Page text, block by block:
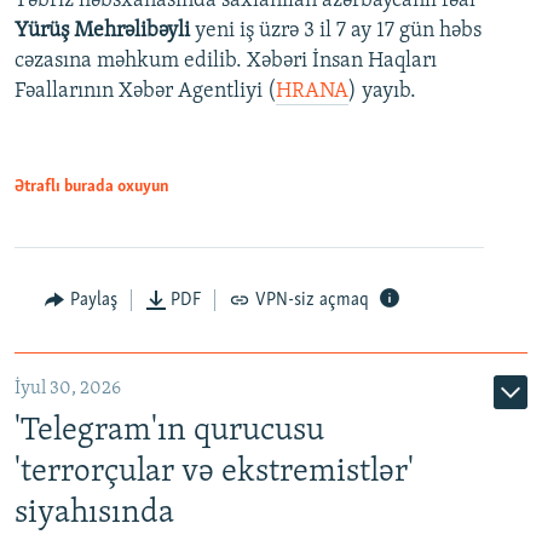
Yürüş Mehrəlibəyliyeni iş üzrə 3 il 7 ay 17 gün həbs
cəzasına məhkum edilib. Xəbəri İnsan Haqları
Fəallarının Xəbər Agentliyi (HRANA) yayıb.
Ətraflı burada oxuyun
Paylaş PDF VPN-siz açmaq
İyul 30, 2026
'Telegram'ın qurucusu
'terrorçular və ekstremistlər'
siyahısında